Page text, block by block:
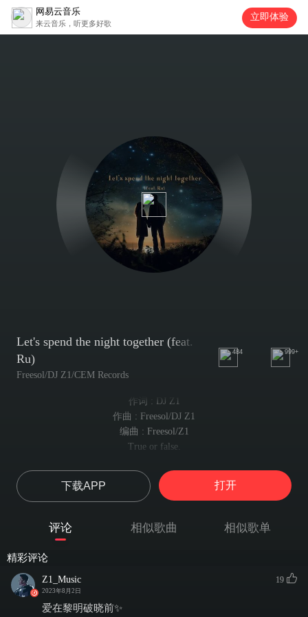
网易云音乐
来云音乐，听更多好歌
立即体验
Let's spend the night together (feat.
Ru)
Freesol/DJ Z1/CEM Records
484 999+
作词 : DJ Z1
作曲 : Freesol/DJ Z1
编曲 : Freesol/Z1
True or false.
True to life.
真实人生
True love is hard to find.
真爱难寻
A beacon of hope.
盲目飞入暴雪中
下载APP 打开
评论 相似歌曲 相似歌单
精彩评论
Z1_Music
2023年8月2日
19
爱在黎明破晓前✨